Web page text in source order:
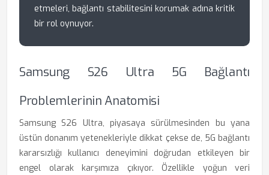
etmeleri, bağlantı stabilitesini korumak adına kritik
bir rol oynuyor.
Samsung S26 Ultra 5G Bağlantı
Problemlerinin Anatomisi
Samsung S26 Ultra, piyasaya sürülmesinden bu yana
üstün donanım yetenekleriyle dikkat çekse de, 5G bağlantı
kararsızlığı kullanıcı deneyimini doğrudan etkileyen bir
engel olarak karşımıza çıkıyor. Özellikle yoğun veri